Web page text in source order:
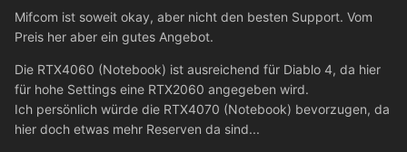
Mifcom ist soweit okay, aber nicht den besten Support. Vom
Preis her aber ein gutes Angebot.
Die RTX4060 (Notebook) ist ausreichend für Diablo 4, da hier
für hohe Settings eine RTX2060 angegeben wird.
Ich persönlich würde die RTX4070 (Notebook) bevorzugen, da
hier doch etwas mehr Reserven da sind...